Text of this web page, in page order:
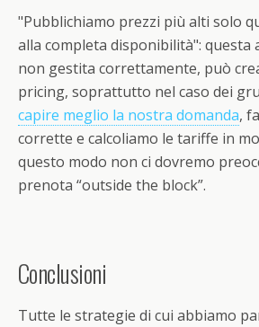
"Pubblichiamo prezzi più alti solo
alla completa disponibilità": questa
non gestita correttamente, può
pricing, soprattutto nel caso dei
capire meglio la nostra domanda,
corrette e calcoliamo le tariffe in
questo modo non ci dovremo
prenota “outside the block”.
Conclusioni
Tutte le strategie di cui abbiamo